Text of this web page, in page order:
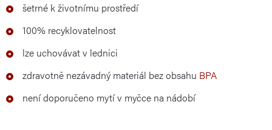
šetrné k životnímu prostředí
100% recyklovatelnost
lze uchovávat v lednici
zdravotně nezávadný materiál bez obsahu BPA
není doporučeno mytí v myčce na nádobí